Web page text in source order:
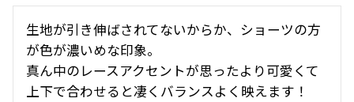
生地が引き伸ばされてないからか、ショーツの方
が色が濃いめな印象。
真ん中のレースアクセントが思ったより可愛くて
上下で合わせると凄くバランスよく映えます！